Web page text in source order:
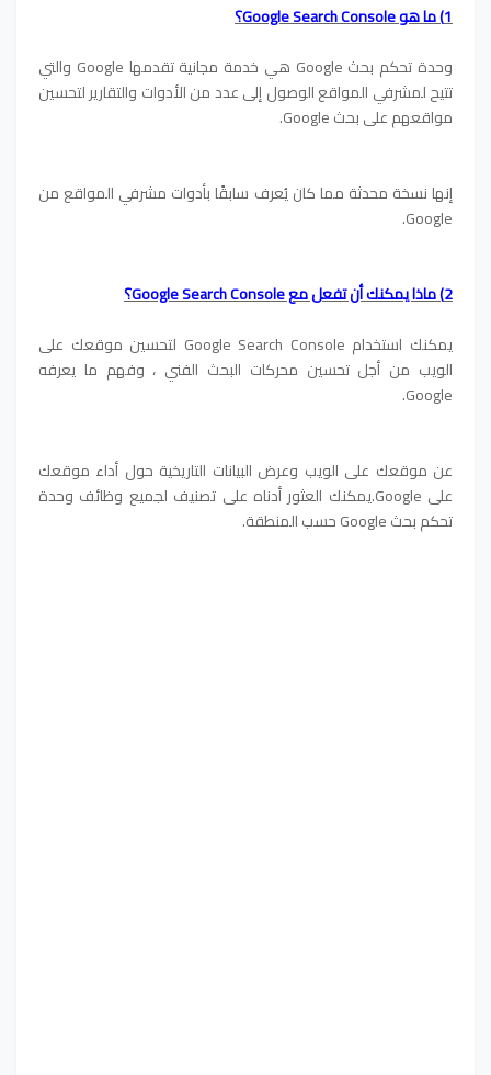
1) ما هو Google Search Console؟
وحدة تحكم بحث Google هي خدمة مجانية تقدمها Google والتي
تتيح لمشرفي المواقع الوصول إلى عدد من الأدوات والتقارير لتحسين
مواقعهم على بحث Google.
إنها نسخة محدثة مما كان يُعرف سابقًا بأدوات مشرفي المواقع من
Google.
2) ماذا يمكنك أن تفعل مع Google Search Console؟
يمكنك استخدام Google Search Console لتحسين موقعك على
الويب من أجل تحسين محركات البحث الفني ، وفهم ما يعرفه
Google.
عن موقعك على الويب وعرض البيانات التاريخية حول أداء موقعك
على Google.
يمكنك العثور أدناه على تصنيف لجميع وظائف وحدة
تحكم بحث Google حسب المنطقة.